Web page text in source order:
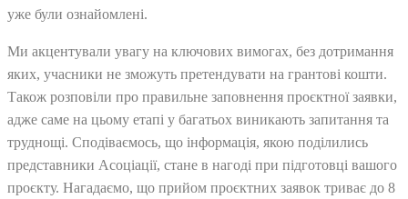
уже були ознайомлені.
Ми акцентували увагу на ключових вимогах, без дотримання
яких, учасники не зможуть претендувати на грантові кошти.
Також розповіли про правильне заповнення проєктної заявки,
адже саме на цьому етапі у багатьох виникають запитання та
труднощі. Сподіваємось, що інформація, якою поділились
представники Асоціації, стане в нагоді при підготовці вашого
проєкту. Нагадаємо, що прийом проєктних заявок триває до 8